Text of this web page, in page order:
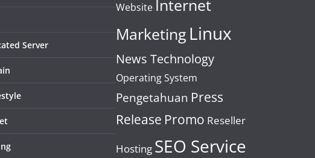
Server
Website Internet
Marketing Linux
News Technology
Operating System
Pengetahuan Press
Release Promo Reseller
Hosting SEO Service